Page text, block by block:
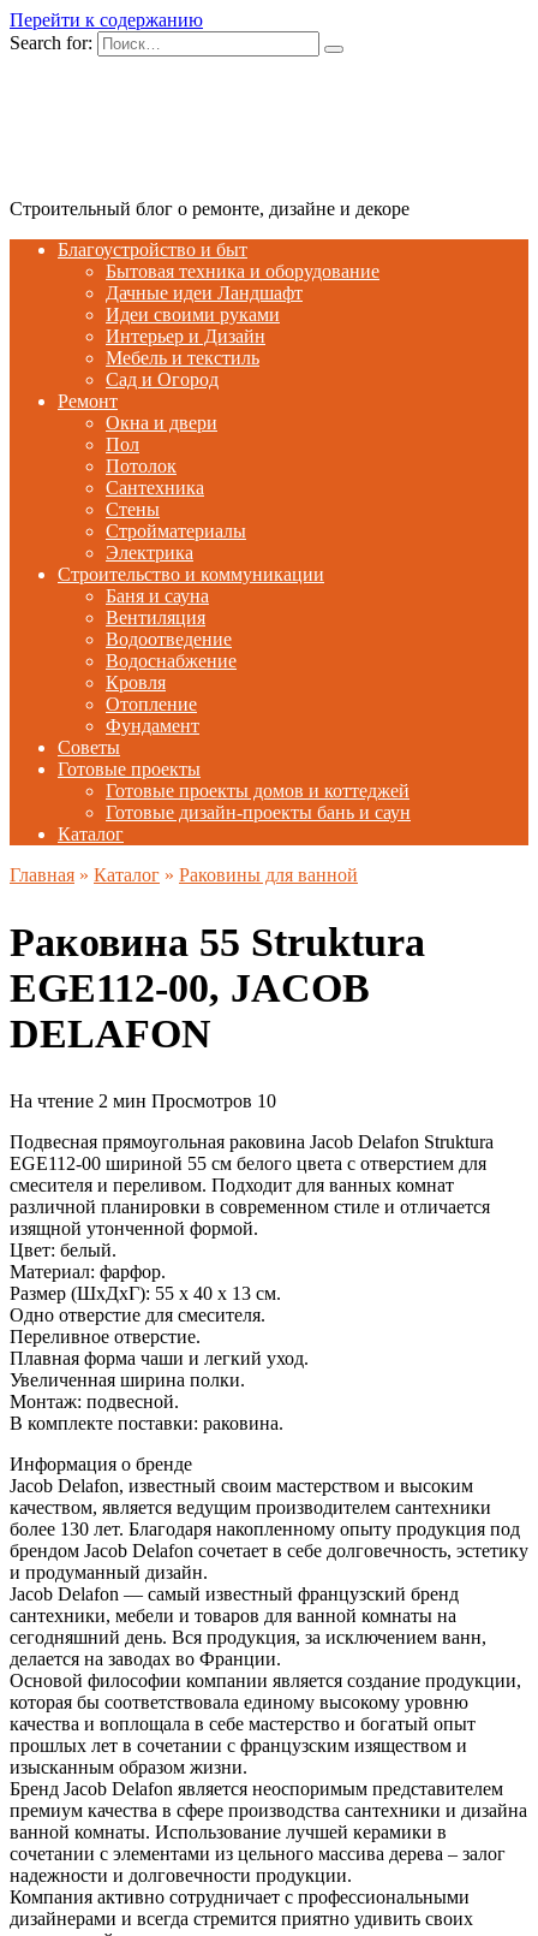
Перейти к содержанию
Search for:
Строительный блог о ремонте, дизайне и декоре
Благоустройство и быт
Бытовая техника и оборудование
Дачные идеи Ландшафт
Идеи своими руками
Интерьер и Дизайн
Мебель и текстиль
Сад и Огород
Ремонт
Окна и двери
Пол
Потолок
Сантехника
Стены
Стройматериалы
Электрика
Строительство и коммуникации
Баня и сауна
Вентиляция
Водоотведение
Водоснабжение
Кровля
Отопление
Фундамент
Советы
Готовые проекты
Готовые проекты домов и коттеджей
Готовые дизайн-проекты бань и саун
Каталог
Главная » Каталог » Раковины для ванной
Раковина 55 Struktura
EGE112-00, JACOB
DELAFON
На чтение 2 мин Просмотров 10
Подвесная прямоугольная раковина Jacob Delafon Struktura
EGE112-00 шириной 55 см белого цвета с отверстием для
смесителя и переливом. Подходит для ванных комнат
различной планировки в современном стиле и отличается
изящной утонченной формой.
Цвет: белый.
Материал: фарфор.
Размер (ШхДхГ): 55 х 40 х 13 см.
Одно отверстие для смесителя.
Переливное отверстие.
Плавная форма чаши и легкий уход.
Увеличенная ширина полки.
Монтаж: подвесной.
В комплекте поставки: раковина.
Информация о бренде
Jacob Delafon, известный своим мастерством и высоким
качеством, является ведущим производителем сантехники
более 130 лет. Благодаря накопленному опыту продукция под
брендом Jacob Delafon сочетает в себе долговечность, эстетику
и продуманный дизайн.
Jacob Delafon — самый известный французский бренд
сантехники, мебели и товаров для ванной комнаты на
сегодняшний день. Вся продукция, за исключением ванн,
делается на заводах во Франции.
Основой философии компании является создание продукции,
которая бы соответствовала единому высокому уровню
качества и воплощала в себе мастерство и богатый опыт
прошлых лет в сочетании с французским изяществом и
изысканным образом жизни.
Бренд Jacob Delafon является неоспоримым представителем
премиум качества в сфере производства сантехники и дизайна
ванной комнаты. Использование лучшей керамики в
сочетании с элементами из цельного массива дерева – залог
надежности и долговечности продукции.
Компания активно сотрудничает с профессиональными
дизайнерами и всегда стремится приятно удивить своих